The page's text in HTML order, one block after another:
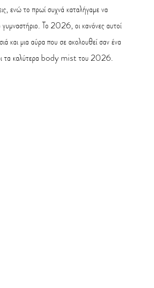
ενώ το πρωί συχνά καταλήγαμε να
γυμναστήριο. Το 2026, οι κανόνες αυτοί
και μια αύρα που σε ακολουθεί σαν ένα
τα καλύτερα body mist του 2026.